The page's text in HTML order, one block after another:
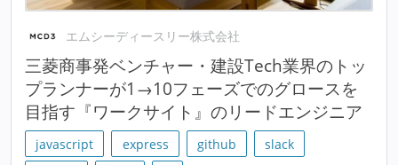
エムシーディースリー株式会社
三菱商事発ベンチャー・建設Tech業界のトッ
プランナーが1→10フェーズでのグロースを
目指す『ワークサイト』のリードエンジニア
javascript express github
slack